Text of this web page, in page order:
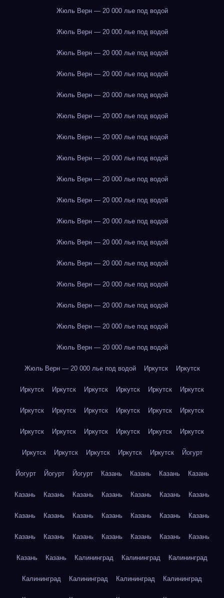
Жюль Верн — 20 000 лье под водой
Жюль Верн — 20 000 лье под водой
Жюль Верн — 20 000 лье под водой
Жюль Верн — 20 000 лье под водой
Жюль Верн — 20 000 лье под водой
Жюль Верн — 20 000 лье под водой
Жюль Верн — 20 000 лье под водой
Жюль Верн — 20 000 лье под водой
Жюль Верн — 20 000 лье под водой
Жюль Верн — 20 000 лье под водой
Жюль Верн — 20 000 лье под водой
Жюль Верн — 20 000 лье под водой
Жюль Верн — 20 000 лье под водой
Жюль Верн — 20 000 лье под водой
Жюль Верн — 20 000 лье под водой
Жюль Верн — 20 000 лье под водой
Жюль Верн — 20 000 лье под водой
Жюль Верн — 20 000 лье под водой Иркутск Иркутск
Иркутск Иркутск Иркутск Иркутск Иркутск Иркутск
Иркутск Иркутск Иркутск Иркутск Иркутск Иркутск
Иркутск Иркутск Иркутск Иркутск Иркутск Иркутск
Иркутск Иркутск Иркутск Иркутск Иркутск Йогурт
Йогурт Йогурт Йогурт Казань Казань Казань Казань
Казань Казань Казань Казань Казань Казань Казань
Казань Казань Казань Казань Казань Казань Казань
Казань Казань Казань Казань Казань Казань Казань
Казань Казань Калининград Калининград Калининград
Калининград Калининград Калининград Калининград